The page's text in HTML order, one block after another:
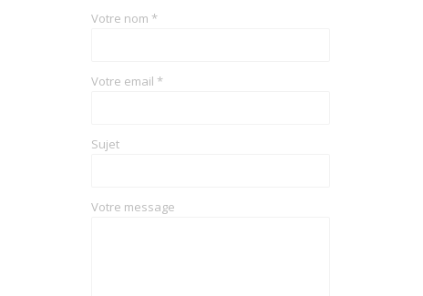
Votre nom *
Votre email *
Sujet
Votre message